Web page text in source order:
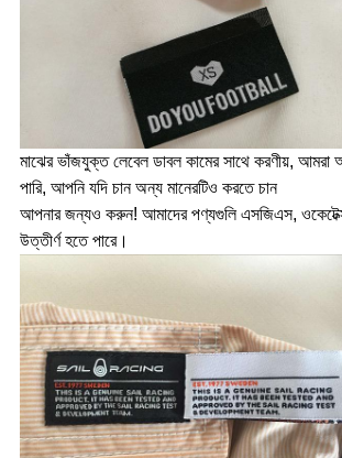
মাঝের ভাঁজযুক্ত লেবেল ডাবল কামের সাথে করণীয়,
পারি, আপনি যদি চান অন্য মানেরটিও করতে চান
আপনার জন্যও করুন! আমাদের পণ্যগুলি এসজিএস,
উত্তীর্ণ হতে পারে।